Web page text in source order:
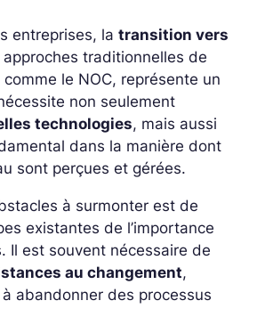
entreprises, la transition vers
traditionnelles de
le NOC, représente un
non seulement
technologies, mais aussi
dans la manière dont
sont perçues et gérées.
à surmonter est de
existantes de l’importance
Il est souvent nécessaire de
au changement,
abandonner des processus